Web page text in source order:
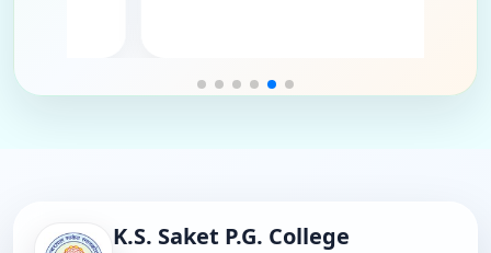
Clerk
K.S. Saket P.G. College